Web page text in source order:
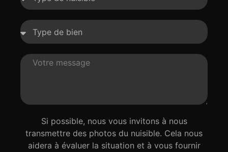
Si possible, nous vous invitons à nous
transmettre des photos du nuisible. Cela nous
aidera à évaluer la situation et à vous fournir